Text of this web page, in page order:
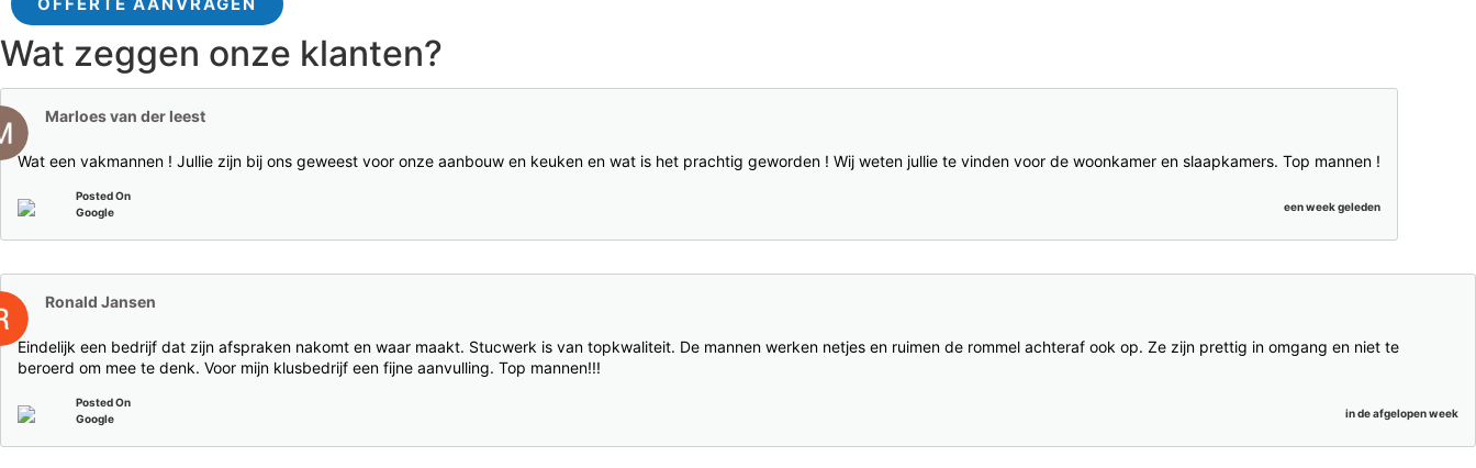
Wat zeggen onze klanten?
Marloes van der leest
Wat een vakmannen ! Jullie zijn bij ons geweest voor onze aanbouw en keuken en wat is het prachtig geworden ! Wij weten jullie te vinden voor de woonkamer en slaapkamers. Top mannen !
Posted On
Google
een week geleden
Ronald Jansen
Eindelijk een bedrijf dat zijn afspraken nakomt en waar maakt. Stucwerk is van topkwaliteit. De mannen werken netjes en ruimen de rommel achteraf ook op. Ze zijn prettig in omgang en niet te
beroerd om mee te denk. Voor mijn klusbedrijf een fijne aanvulling. Top mannen!!!
Posted On
Google
in de afgelopen week